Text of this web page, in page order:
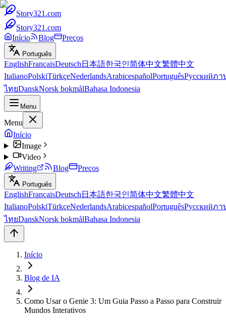
Story321.com
Story321.com
Início
Blog Preços
Português
EnglishFrançaisDeutsch 日本語한국인简体中文繁體中文
ItalianoPolskiTürkçeNederlandsArabicespañolPortuguêsРусскийภา
ไทยDanskNorsk bokmålBahasa Indonesia
Menu
Menu
Início
Image
Video
Writing
Blog Preços
Português
EnglishFrançaisDeutsch 日本語한국인简体中文繁體中文
ItalianoPolskiTürkçeNederlandsArabicespañolPortuguêsРусскийภา
ไทยDanskNorsk bokmålBahasa Indonesia
Início
Blog de IA
Como Usar o Genie 3: Um Guia Passo a Passo para Construir
Mundos Interativos